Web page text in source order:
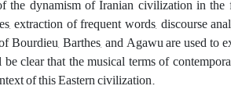
the dynamism of Iranian civilization in the
extraction of frequent words, discourse
Barthes, and Agawu are used to
clear that the musical terms of
of this Eastern civilization.